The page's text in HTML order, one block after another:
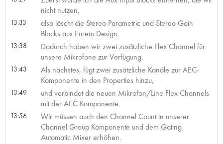
nicht nutzen,
13:33
also löscht die Stereo Parametric und Stereo Gain
Blocks aus Eurem Design.
13:38
Dadurch haben wir zwei zusätzliche Flex Channel für
unsere Mikrofone zur Verfügung.
13:43
Als nächstes, fügt zwei zusätzliche Kanäle zur AEC-
Komponente in den Properties hinzu,
13:49
und verbindet die neuen Mikrofon/Line Flex Channels
mit der AEC Komponente.
13:56
Wir müssen auch den Channel Count in unserer
Channel Group Komponente und dem Gating
Automatic Mixer erhöhen.